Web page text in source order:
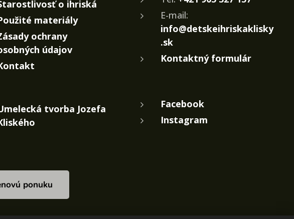
o ihriská
materiály
ochrany
údajov
tvorba Jozefa
E-mail:
info@detskeihriskaklisky
.sk
Kontaktný formulár
Facebook
Instagram
ponuku